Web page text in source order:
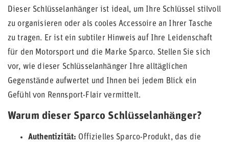
Dieser Schlüsselanhänger ist ideal, um Ihre Schlüssel stilvoll
zu organisieren oder als cooles Accessoire an Ihrer Tasche
zu tragen. Er ist ein subtiler Hinweis auf Ihre Leidenschaft
für den Motorsport und die Marke Sparco. Stellen Sie sich
vor, wie dieser Schlüsselanhänger Ihre alltäglichen
Gegenstände aufwertet und Ihnen bei jedem Blick ein
Gefühl von Rennsport-Flair vermittelt.
Warum dieser Sparco Schlüsselanhänger?
Authentizität: Offizielles Sparco-Produkt, das die